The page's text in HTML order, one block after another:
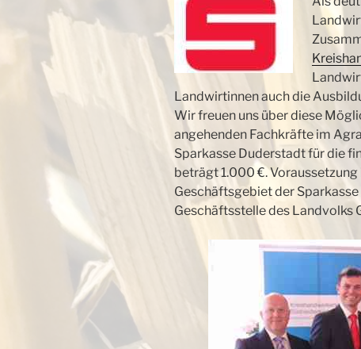
Landwirtinnen auch die
Wir freuen uns über diese
angehenden Fachkräfte im
Sparkasse Duderstadt für die
beträgt 1.000 €.
Geschäftsgebiet der
Geschäftsstelle des Landvolks